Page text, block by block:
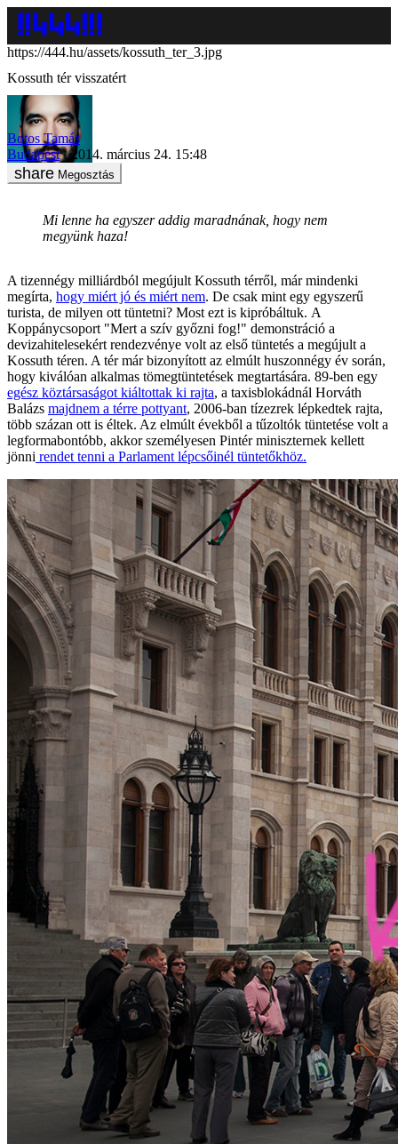
https://444.hu/assets/kossuth_ter_3.jpg
Kossuth tér visszatért
Botos Tamás
Budapest
2014. március 24. 15:48
Megosztás
Mi lenne ha egyszer addig maradnának, hogy nem
megyünk haza!
A tizennégy milliárdból megújult Kossuth térről, már mindenki
megírta, hogy miért jó és miért nem. De csak mint egy egyszerű
turista, de milyen ott tüntetni? Most ezt is kipróbáltuk. A
Koppánycsoport "Mert a szív győzni fog!" demonstráció a
devizahitelesekért rendezvénye volt az első tüntetés a megújult a
Kossuth téren. A tér már bizonyított az elmúlt huszonnégy év során,
hogy kiválóan alkalmas tömegtüntetések megtartására. 89-ben egy
egész köztársaságot kiáltottak ki rajta, a taxisblokádnál Horváth
Balázs majdnem a térre pottyant, 2006-ban tízezrek lépkedtek rajta,
több százan ott is éltek. Az elmúlt évekből a tűzoltók tüntetése volt a
legformabontóbb, akkor személyesen Pintér miniszternek kellett
jönni rendet tenni a Parlament lépcsőinél tüntetőkhöz.